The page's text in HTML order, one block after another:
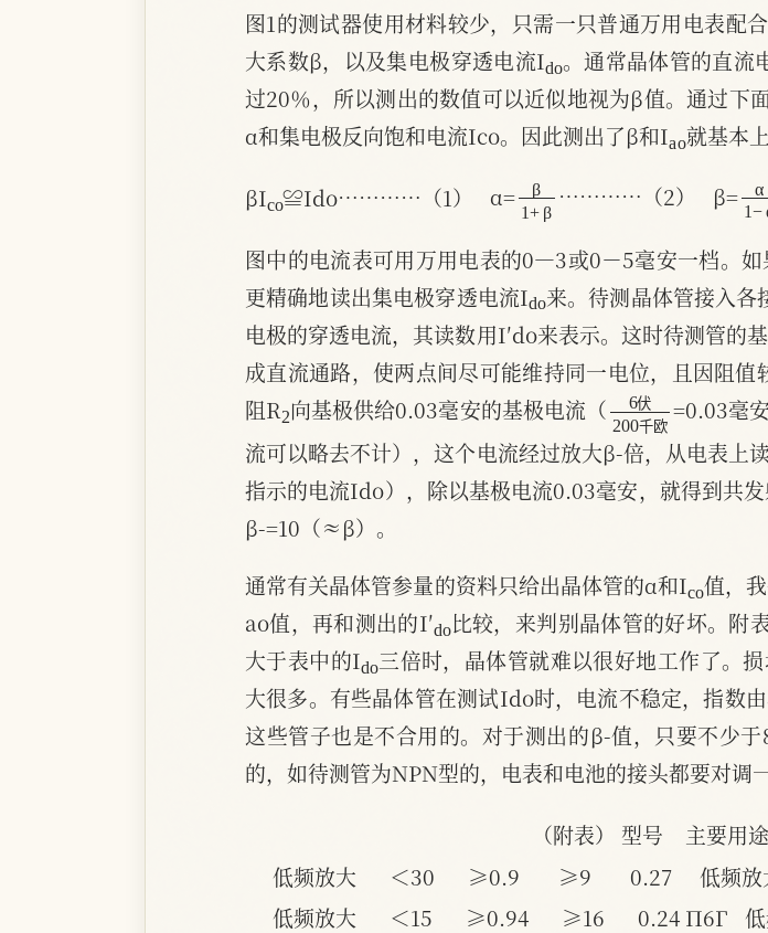
图1的测试器使用材料较少，只需一只普通万用电表配
大系数β，以及集电极穿透电流I
d
o
。通常晶体管的直流
过20％，所以测出的数值可以近似地视为β值。通过下
α和集电极反向饱和电流Ico。因此测出了β和I
ao
就基本
βI ≌Ido…………（1） α=
1
…………（2） β=
1
α
图中的电流表可用万用电表的0—3或0－5毫安一档。
更精确地读出集电极穿透电流I
do
来。待测晶体管接入各
电极的穿透电流，其读数用I′do来表示。这时待测管的
成直流通路，使两点间尽可能维持同一电位，且因阻
阻R
2
向基极供给0.03毫安的基极电流（
伏
千欧
6伏
200千欧
=0.03毫
流可以略去不计），这个电流经过放大β-倍，从电表上
指示的电流Ido），除以基极电流0.03毫安，就得到共
β-=10（≈β）。
通常有关晶体管参量的资料只给出晶体管的α和I 值，
ao值，再和测出的I′
d
o
比较，来判别晶体管的好坏。附
大于表中的I
d
o
三倍时，晶体管就难以很好地工作了。
大很多。有些晶体管在测试Ido时，电流不稳定，指数
这些管子也是不合用的。对于测出的β-值，只要不少
的，如待测管为NPN型的，电表和电池的接头都要对调一
（附表）
型号    主要用
低频放大      ＜30      ≥0.9       ≥9       0.27
低频
低频放大      ＜15      ≥0.94      ≥16      0.24 П6Г